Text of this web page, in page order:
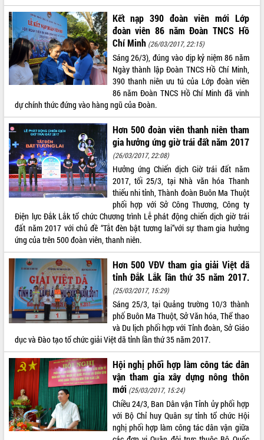
Đề án 06 tạo bước ngoặt đột phá trong
cải cách hành chính tỉnh Đắk Lắk
Kết nối tour, đẩy mạnh chuyển đổi số
để phát triển du lịch Đắk Lắk
Khởi động Dự án Đầu tư xây dựng hạ
tầng kỹ thuật Cụm công nghiệp Tân
Tiến
Gặp mặt các cơ quan báo chí nhân Kỷ
niệm 101 năm Ngày Báo chí Cách
mạng Việt Nam
Đắk Lắk sơ kết 4 năm triển khai thực
hiện Đề án 06 của Chính phủ
Họp báo thông tin về Hội nghị Công bố
Quy hoạch và Xúc tiến đầu tư tỉnh Đắk
Lắk
Khơi thông điểm nghẽn, đẩy nhanh
giải ngân vốn khắc phục thiên tai
HĐND tỉnh thông qua điều chỉnh Quy
hoạch tỉnh thời kỳ 2021-2030
Hội thảo góp ý hồ sơ điều chỉnh quy
hoạch tỉnh Đắk Lắk thời kỳ 2021-2030,
tầm nhìn đến năm 2050
Nâng cao hiệu quả hoạt động của các
doanh nghiệp nhà nước
Hội nghị triển khai kết nối mạng
truyền số liệu chuyên dùng phục vụ cơ
quan Đảng, Nhà nước
Lễ phát động chuỗi hoạt động chung
tay làm sạch môi trường
Xã Ea Kar bước chuyển mình trong
công tác cải cách hành chính mô hình
mới
UBND tỉnh họp báo định kỳ tháng 4
Kết nạp 390 đoàn viên mới Lớp
đoàn viên 86 năm Đoàn TNCS Hồ
Chí Minh (26/03/2017, 22:15)
Sáng 26/3), đúng vào dịp kỷ niệm 86 năm
Ngày thành lập Đoàn TNCS Hồ Chí Minh,
390 thanh niên ưu tú của Lớp đoàn viên
86 năm Đoàn TNCS Hồ Chí Minh đã vinh
dự chính thức đứng vào hàng ngũ của Đoàn.
Hơn 500 đoàn viên thanh niên tham
gia hưởng ứng giờ trái đất năm 2017
(26/03/2017, 22:08)
Hưởng ứng Chiến dịch Giờ trái đất năm
2017, tối 25/3, tại Nhà văn hóa Thanh
thiếu nhi tỉnh, Thành đoàn Buôn Ma Thuột
phối hợp với Sở Công Thương, Công ty
Điện lực Đắk Lắk tổ chức Chương trình Lễ phát động chiến dịch giờ trái
đất năm 2017 với chủ đề “Tắt đèn bật tương lai”với sự tham gia hưởng
ứng của trên 500 đoàn viên, thanh niên.
Hơn 500 VĐV tham gia giải Việt dã
tỉnh Đắk Lắk lần thứ 35 năm 2017.
(25/03/2017, 15:29)
Sáng 25/3, tại Quảng trường 10/3 thành
phố Buôn Ma Thuột, Sở Văn hóa, Thể thao
và Du lịch phối hợp với Tỉnh đoàn, Sở Giáo
dục và Đào tạo tổ chức giải Việt dã tỉnh lần thứ 35 năm 2017.
Hội nghị phối hợp làm công tác dân
vận tham gia xây dựng nông thôn
mới (25/03/2017, 15:24)
Chiều 24/3, Ban Dân vận Tỉnh ủy phối hợp
với Bộ Chỉ huy Quân sự tỉnh tổ chức Hội
nghị phối hợp làm công tác dân vận giữa